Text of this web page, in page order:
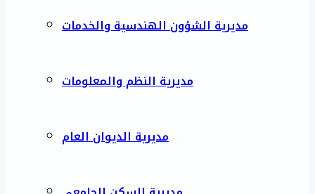
مديرية الشؤون الهندسية والخدمات
مديرية النظم والمعلومات
مديرية الديوان العام